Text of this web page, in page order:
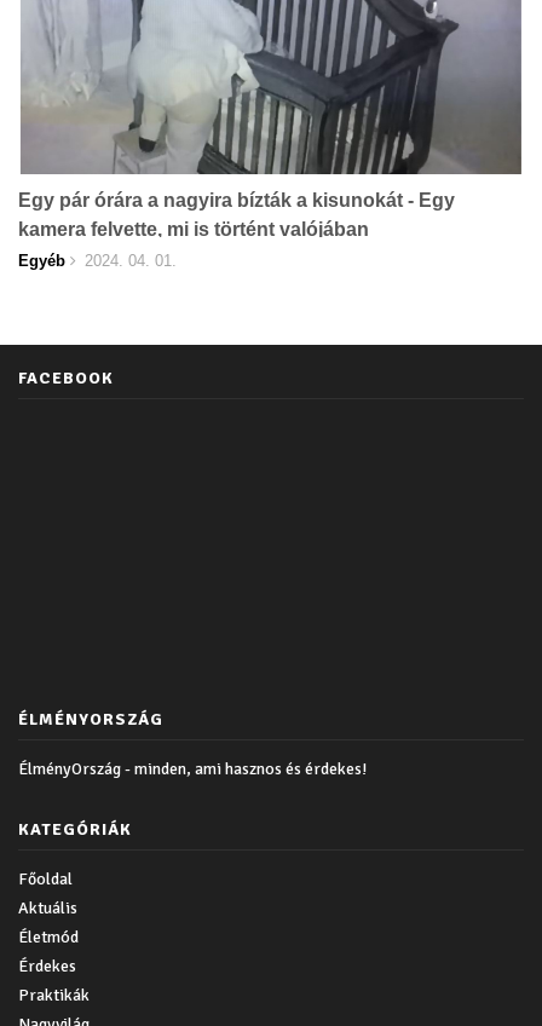
Egy pár órára a nagyira bízták a kisunokát - Egy
kamera felvette, mi is történt valójában
Egyéb 2024. 04. 01.
FACEBOOK
ÉLMÉNYORSZÁG
ÉlményOrszág - minden, ami hasznos és érdekes!
KATEGÓRIÁK
Főoldal
Aktuális
Életmód
Érdekes
Praktikák